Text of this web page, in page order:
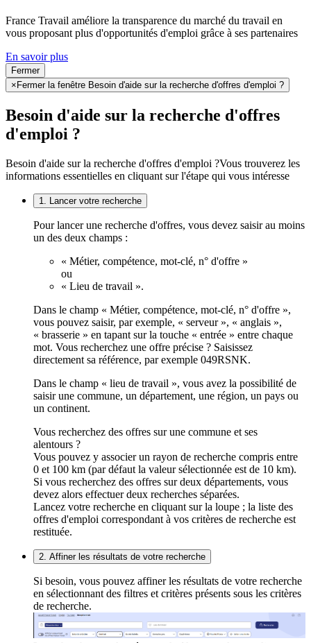
France Travail améliore la transparence du marché du travail en
vous proposant plus d'opportunités d'emploi grâce à ses partenaires
En savoir plus
Fermer
× Fermer la fenêtre Besoin d'aide sur la recherche d'offres d'emploi ?
Besoin d'aide sur la recherche d'offres
d'emploi ?
Besoin d'aide sur la recherche d'offres d'emploi ?Vous trouverez les
informations essentielles en cliquant sur l'étape qui vous intéresse
1. Lancer votre recherche
Pour lancer une recherche d'offres, vous devez saisir au moins
un des deux champs :
« Métier, compétence, mot-clé, n° d'offre »
ou
« Lieu de travail ».
Dans le champ « Métier, compétence, mot-clé, n° d'offre »,
vous pouvez saisir, par exemple, « serveur », « anglais »,
« brasserie » en tapant sur la touche « entrée » entre chaque
mot. Vous recherchez une offre précise ? Saisissez
directement sa référence, par exemple 049RSNK.
Dans le champ « lieu de travail », vous avez la possibilité de
saisir une commune, un département, une région, un pays ou
un continent.
Vous recherchez des offres sur une commune et ses
alentours ?
Vous pouvez y associer un rayon de recherche compris entre
0 et 100 km (par défaut la valeur sélectionnée est de 10 km).
Si vous recherchez des offres sur deux départements, vous
devez alors effectuer deux recherches séparées.
Lancez votre recherche en cliquant sur la loupe ; la liste des
offres d'emploi correspondant à vos critères de recherche est
restituée.
2. Affiner les résultats de votre recherche
Si besoin, vous pouvez affiner les résultats de votre recherche
en sélectionnant des filtres et critères présents sous les critères
de recherche.